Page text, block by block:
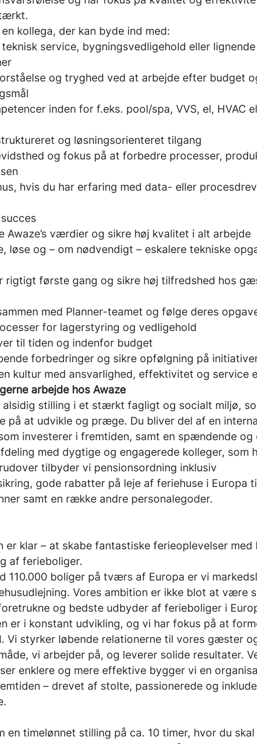
kollega, der kan byde ind med:
service, bygningsvedligehold eller lignende
og tryghed ved at arbejde efter budget
inden for f.eks. pool/spa, VVS, el, HVAC
og løsningsorienteret tilgang
og fokus på at forbedre processer,
hvis du har erfaring med data- eller
Awaze’s værdier og sikre høj kvalitet i alt arbejde
løse og – om nødvendigt – eskalere tekniske
rigtigt første gang og sikre høj tilfredshed hos
med Planner-teamet og følge deres
for lagerstyring og vedligehold
til tiden og indenfor budget
forbedringer og sikre opfølgning på
kultur med ansvarlighed, effektivitet og service
arbejde hos Awaze
alsidig stilling i et stærkt fagligt og socialt miljø,
på at udvikle og præge. Du bliver del af en
investerer i fremtiden, samt en spændende og
med dygtige og engagerede kolleger, som
tilbyder vi pensionsordning inklusiv
gode rabatter på leje af feriehuse i Europa
samt en række andre personalegoder.
er klar – at skabe fantastiske ferieoplevelser med
af ferieboliger.
110.000 boliger på tværs af Europa er vi
Vores ambition er ikke blot at være
og bedste udbyder af ferieboliger i
er i konstant udvikling, og vi har fokus på at
Vi styrker løbende relationerne til vores gæster
vi arbejder på, og leverer solide resultater.
enklere og mere effektive bygger vi en
– drevet af stolte, passionerede og
en timelønnet stilling på ca. 10 timer, hvor du